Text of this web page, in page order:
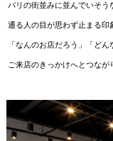
パリの街並みに並んでいそう
通る人の目が思わず止まる印
「なんのお店だろう」「ど
ご来店のきっかけへとつなが